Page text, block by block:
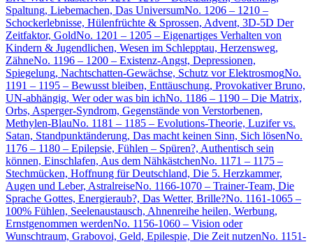
Spaltung, Liebemachen, Das UniversumNo. 1206 – 1210 –
Schockerlebnisse, Hülenfrüchte & Sprossen, Advent, 3D-5D Der
Zeitfaktor, GoldNo. 1201 – 1205 – Eigenartiges Verhalten von
Kindern & Jugendlichen, Wesen im Schlepptau, Herzensweg,
ZähneNo. 1196 – 1200 – Existenz-Angst, Depressionen,
Spiegelung, Nachtschatten-Gewächse, Schutz vor ElektrosmogNo.
1191 – 1195 – Bewusst bleiben, Enttäuschung, Provokativer Bruno,
UN-abhängig, Wer oder was bin ichNo. 1186 – 1190 – Die Matrix,
Orbs, Asperger-Syndrom, Gegenstände von Verstorbenen,
Methylen-BlauNo. 1181 – 1185 – Evolutions-Theorie, Luzifer vs.
Satan, Standpunktänderung, Das macht keinen Sinn, Sich lösenNo.
1176 – 1180 – Epilepsie, Fühlen – Spüren?, Authentisch sein
können, Einschlafen, Aus dem NähkästchenNo. 1171 – 1175 –
Stechmücken, Hoffnung für Deutschland, Die 5. Herzkammer,
Augen und Leber, AstralreiseNo. 1166-1070 – Trainer-Team, Die
Sprache Gottes, Energieraub?, Das Wetter, Brille?No. 1161-1065 –
100% Fühlen, Seelenaustausch, Ahnenreihe heilen, Werbung,
Ernstgenommen werdenNo. 1156-1060 – Vision oder
Wunschtraum, Grabovoi, Geld, Epilespie, Die Zeit nutzenNo. 1151-